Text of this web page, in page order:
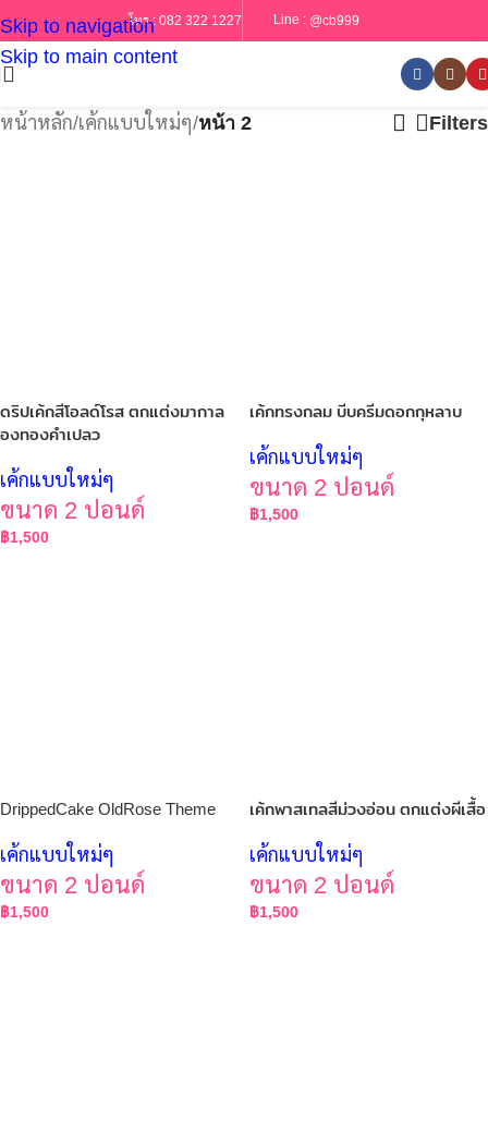
Skip to navigation
Skip to main content
โทร : 082 322 1227 Line : @cb999
หน้าหลัก/เค้กแบบใหม่ๆ/หน้า 2 Filters
ดริปเค้กสีโอลด์โรส ตกแต่งมากาล
องทองคำเปลว
เค้กแบบใหม่ๆ
ขนาด 2 ปอนด์
฿1,500
เค้กทรงกลม บีบครีมดอกกุหลาบ
เค้กแบบใหม่ๆ
ขนาด 2 ปอนด์
฿1,500
DrippedCake OldRose Theme
เค้กแบบใหม่ๆ
ขนาด 2 ปอนด์
฿1,500
เค้กพาสเทลสีม่วงอ่อน ตกแต่งผีเสื้อ
เค้กแบบใหม่ๆ
ขนาด 2 ปอนด์
฿1,500